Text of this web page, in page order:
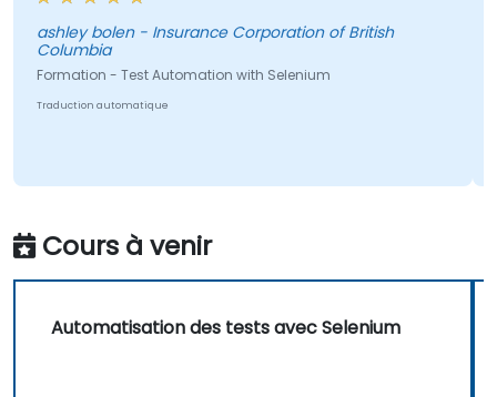
ashley bolen - Insurance Corporation of British
Columbia
Formation - Test Automation with Selenium
Traduction automatique
Cours à venir
Automatisation des tests avec Selenium